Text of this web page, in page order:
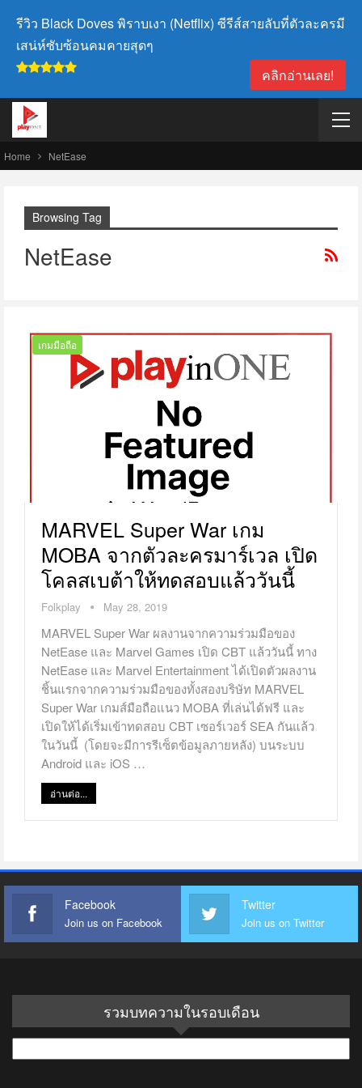
รีวิว Black Doves พิราบเงา (Netflix) ซีรีส์สายลับที่ตัวละครมี
เสน่ห์ซับซ้อนคมคายสุดๆ
คลิกอ่านเลย!
Home NetEase
Browsing Tag
NetEase
เกมมือถือ
MARVEL Super War เกม
MOBA จากตัวละครมาร์เวล เปิด
โคลสเบต้าให้ทดสอบแล้ววันนี้
Folkplay May 28, 2019
MARVEL Super War ผลงานจากความร่วมมือของ
NetEase และ Marvel Games เปิด CBT แล้ววันนี้ ทาง
NetEase และ Marvel Entertainment ได้เปิดตัวผลงาน
ชิ้นแรกจากความร่วมมือของทั้งสองบริษัท MARVEL
Super War เกมส์มือถือแนว MOBA ที่เล่นได้ฟรี และ
เปิดให้ได้เริ่มเข้าทดสอบ CBT เซอร์เวอร์ SEA กันแล้ว
ในวันนี้ (โดยจะมีการรีเซ็ตข้อมูลภายหลัง) บนระบบ
Android และ iOS …
อ่านต่อ...
Facebook
Join us on Facebook
Twitter
Join us on Twitter
รวมบทความในรอบเดือน